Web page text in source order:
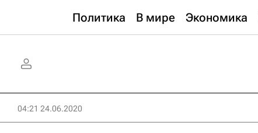
Политика В мире Экономика
04:21 24.06.2020